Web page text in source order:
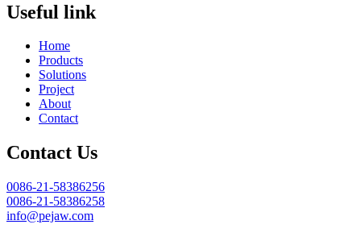
Useful link
Home
Products
Solutions
Project
About
Contact
Contact Us
0086-21-58386256
0086-21-58386258
info@pejaw.com